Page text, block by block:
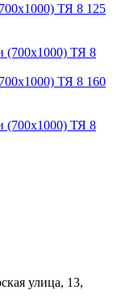
ТЯ 8 125
ТЯ 8 160
улица, 13,